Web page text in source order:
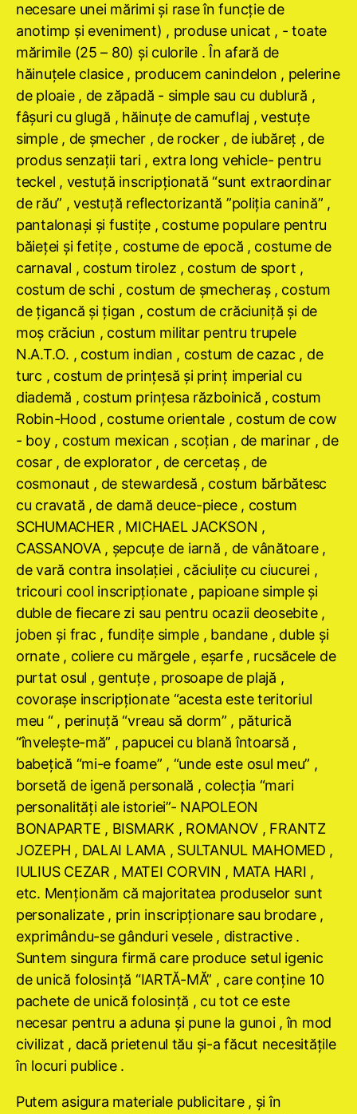
necesare unei mărimi şi rase în funcţie de
anotimp şi eveniment) , produse unicat , - toate
mărimile (25 – 80) şi culorile . În afară de
hăinuţele clasice , producem canindelon , pelerine
de ploaie , de zăpadă - simple sau cu dublură ,
fâşuri cu glugă , hăinuţe de camuflaj , vestuţe
simple , de şmecher , de rocker , de iubăreţ , de
produs senzaţii tari , extra long vehicle- pentru
teckel , vestuţă inscripţionată “sunt extraordinar
de rău” , vestuţă reflectorizantă ”poliţia canină” ,
pantalonaşi şi fustiţe , costume populare pentru
băieţei şi fetiţe , costume de epocă , costume de
carnaval , costum tirolez , costum de sport ,
costum de schi , costum de şmecheraş , costum
de ţigancă şi ţigan , costum de crăciuniţă şi de
moş crăciun , costum militar pentru trupele
N.A.T.O. , costum indian , costum de cazac , de
turc , costum de prinţesă şi prinţ imperial cu
diademă , costum prinţesa războinică , costum
Robin-Hood , costume orientale , costum de cow
- boy , costum mexican , scoţian , de marinar , de
cosar , de explorator , de cercetaş , de
cosmonaut , de stewardesă , costum bărbătesc
cu cravată , de damă deuce-piece , costum
SCHUMACHER , MICHAEL JACKSON ,
CASSANOVA , şepcuţe de iarnă , de vânătoare ,
de vară contra insolaţiei , căciuliţe cu ciucurei ,
tricouri cool inscripţionate , papioane simple şi
duble de fiecare zi sau pentru ocazii deosebite ,
joben şi frac , fundiţe simple , bandane , duble şi
ornate , coliere cu mărgele , eşarfe , rucsăcele de
purtat osul , gentuţe , prosoape de plajă ,
covoraşe inscripţionate “acesta este teritoriul
meu “ , perinuţă “vreau să dorm” , păturică
“înveleşte-mă” , papucei cu blană întoarsă ,
babeţică “mi-e foame” , “unde este osul meu” ,
borsetă de igenă personală , colecţia “mari
personalităţi ale istoriei”- NAPOLEON
BONAPARTE , BISMARK , ROMANOV , FRANTZ
JOZEPH , DALAI LAMA , SULTANUL MAHOMED ,
IULIUS CEZAR , MATEI CORVIN , MATA HARI ,
etc. Menţionăm că majoritatea produselor sunt
personalizate , prin inscripţionare sau brodare ,
exprimându-se gânduri vesele , distractive .
Suntem singura firmă care produce setul igenic
de unică folosinţă “IARTĂ-MĂ” , care conţine 10
pachete de unică folosinţă , cu tot ce este
necesar pentru a aduna şi pune la gunoi , în mod
civilizat , dacă prietenul tău şi-a făcut necesităţile
în locuri publice .
Putem asigura materiale publicitare , şi în